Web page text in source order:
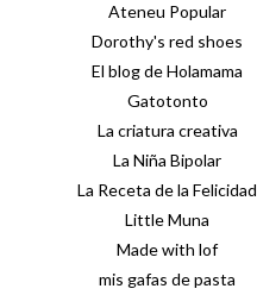
Ateneu Popular
Dorothy's red shoes
El blog de Holamama
Gatotonto
La criatura creativa
La Niña Bipolar
La Receta de la Felicidad
Little Muna
Made with lof
mis gafas de pasta